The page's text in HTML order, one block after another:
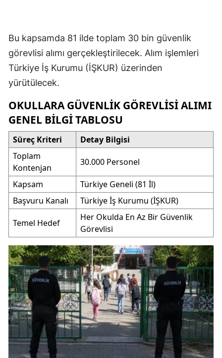
Bu kapsamda 81 ilde toplam 30 bin güvenlik
görevlisi alımı gerçekleştirilecek. Alım işlemleri
Türkiye İş Kurumu (İŞKUR) üzerinden
yürütülecek.
OKULLARA GÜVENLIK GÖREVLISI ALIMI
GENEL BILGI TABLOSU
Süreç Kriteri
Detay Bilgisi
Toplam
Kontenjan
30.000 Personel
Kapsam
Türkiye Geneli (81 İl)
Başvuru Kanalı
Türkiye İş Kurumu (İŞKUR)
Temel Hedef
Her Okulda En Az Bir Güvenlik
Görevlisi